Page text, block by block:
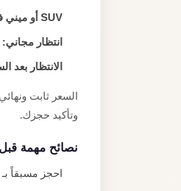
SUV أو ميني فان:
انتظار مجاني:
الانتظار بعد
السعر ثابت
وتأكيد حجزك.
نصائح مهمة
احجز مسبقاً بـ 24 ساعة على الأقل لضمان توافر السيارة المناسبة.